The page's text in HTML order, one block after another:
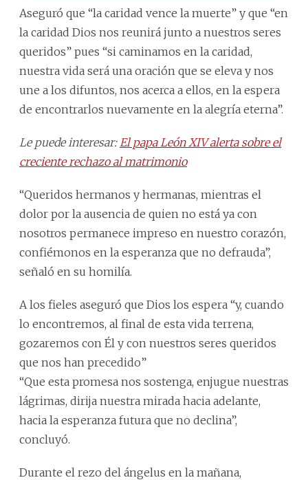
Aseguró que “la caridad vence la muerte” y que “en
la caridad Dios nos reunirá junto a nuestros seres
queridos” pues “si caminamos en la caridad,
nuestra vida será una oración que se eleva y nos
une a los difuntos, nos acerca a ellos, en la espera
de encontrarlos nuevamente en la alegría eterna”.
Le puede interesar: El papa León XIV alerta sobre el
creciente rechazo al matrimonio
“Queridos hermanos y hermanas, mientras el
dolor por la ausencia de quien no está ya con
nosotros permanece impreso en nuestro corazón,
confiémonos en la esperanza que no defrauda”,
señaló en su homilía.
A los fieles aseguró que Dios los espera “y, cuando
lo encontremos, al final de esta vida terrena,
gozaremos con Él y con nuestros seres queridos
que nos han precedido”
“Que esta promesa nos sostenga, enjugue nuestras
lágrimas, dirija nuestra mirada hacia adelante,
hacia la esperanza futura que no declina”,
concluyó.
Durante el rezo del ángelus en la mañana,